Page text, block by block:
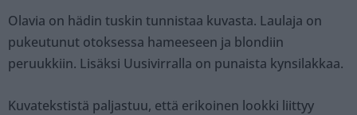
Olavia on hädin tuskin tunnistaa kuvasta. Laulaja on
pukeutunut otoksessa hameeseen ja blondiin
peruukkiin. Lisäksi Uusivirralla on punaista kynsilakkaa.
Kuvatekstistä paljastuu, että erikoinen lookki liittyy